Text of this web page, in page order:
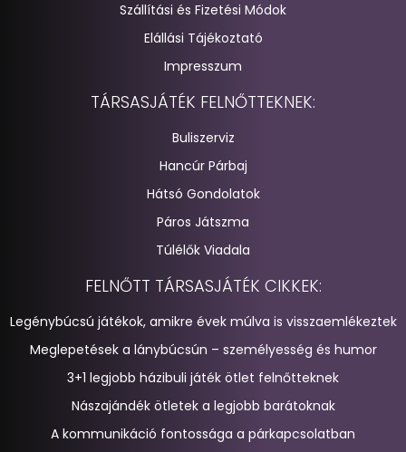
Szállítási és Fizetési Módok
Elállási Tájékoztató
Impresszum
TÁRSASJÁTÉK FELNŐTTEKNEK:
Buliszerviz
Hancúr Párbaj
Hátsó Gondolatok
Páros Játszma
Túlélők Viadala
FELNŐTT TÁRSASJÁTÉK CIKKEK:
Legénybúcsú játékok, amikre évek múlva is visszaemlékeztek
Meglepetések a lánybúcsún – személyesség és humor
3+1 legjobb házibuli játék ötlet felnőtteknek
Nászajándék ötletek a legjobb barátoknak
A kommunikáció fontossága a párkapcsolatban